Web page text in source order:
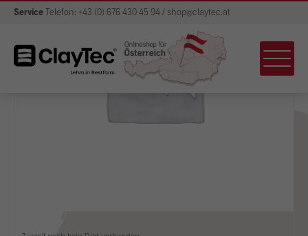
Service Telefon: +43 (0) 676 430 45 94 / shop@claytec.at